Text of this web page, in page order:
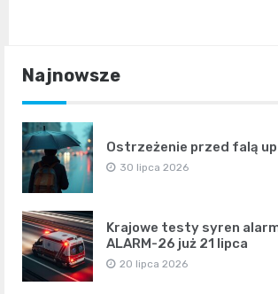
Najnowsze
Ostrzeżenie przed falą
30 lipca 2026
Krajowe testy syren
ALARM-26 już 21 lipca
20 lipca 2026